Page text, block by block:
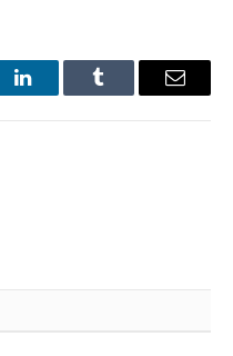
LinkedInTumblr Email